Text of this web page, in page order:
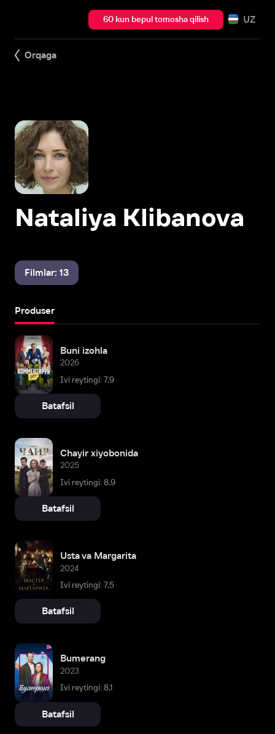
60 kun bepul tomosha qilish UZ
Orqaga
Nataliya Klibanova
Filmlar: 13
Produser
Buni izohla
2026
Ivi reytingi: 7,9
Batafsil
Chayir xiyobonida
2025
Ivi reytingi: 8,9
Batafsil
Usta va Margarita
2024
Ivi reytingi: 7,5
Batafsil
Bumerang
2023
Ivi reytingi: 8,1
Batafsil